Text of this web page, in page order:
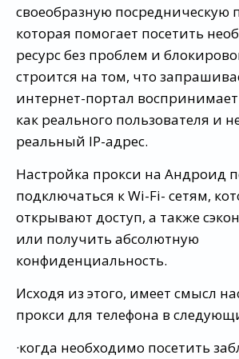
своеобразную посредническую
которая помогает посетить
ресурс без проблем и
строится на том, что
интернет-портал
как реального пользователя и
реальный IP-адрес.
Настройка прокси на Андроид
подключаться к Wi-Fi- сетям,
открывают доступ, а также
или получить абсолютную
конфиденциальность.
Исходя из этого, имеет смысл
прокси для телефона в
·когда необходимо посетить